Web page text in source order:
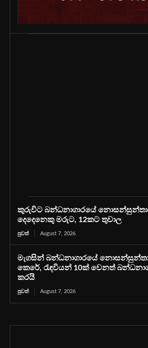
කුරුවිට බන්ධනාගාරයේ
දෙදෙනෙකු මරුට, 12කට තුවාල
පුවත් August 7, 2026
මැගසින් බන්ධනාගාරයේ
කෙරේ, රැඳවියන් 10ක් වෙනත්
කරයි
පුවත් August 7, 2026